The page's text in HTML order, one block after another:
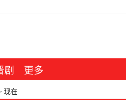
剧 更多
现在